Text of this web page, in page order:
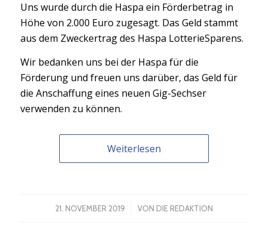
Uns wurde durch die Haspa ein Förderbetrag in
Höhe von 2.000 Euro zugesagt. Das Geld stammt
aus dem Zweckertrag des Haspa LotterieSparens.
Wir bedanken uns bei der Haspa für die
Förderung und freuen uns darüber, das Geld für
die Anschaffung eines neuen Gig-Sechser
verwenden zu können.
Weiterlesen
21. NOVEMBER 2019
/ VON DIE REDAKTION